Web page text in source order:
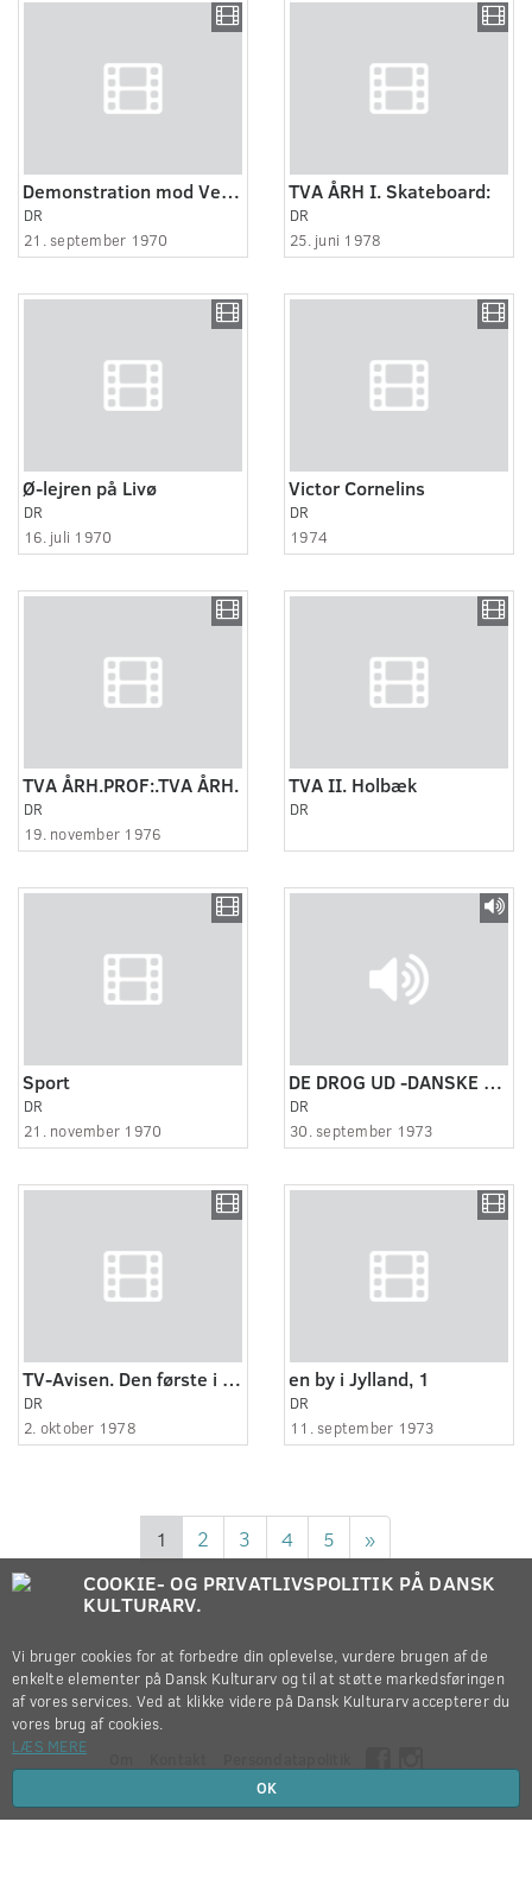
Demonstration mod Verdensbanken
DR
21. september 1970
TVA ÅRH I. Skateboard:
DR
25. juni 1978
Ø-lejren på Livø
DR
16. juli 1970
Victor Cornelins
DR
1974
TVA ÅRH.PROF:.TVA ÅRH.
DR
19. november 1976
TVA II. Holbæk
DR
Sport
DR
21. november 1970
DE DROG UD -DANSKE EMIGRANTER I CANADA
DR
30. september 1973
TV-Avisen. Den første i farver.
DR
2. oktober 1978
en by i Jylland, 1
DR
11. september 1973
1 2 3 4 5 »
Copyright © 2012-2026
COOKIE- OG PRIVATLIVSPOLITIK PÅ DANSK
KULTURARV.
Vi bruger cookies for at forbedre din oplevelse, vurdere brugen af de
enkelte elementer på Dansk Kulturarv og til at støtte markedsføringen
af vores services. Ved at klikke videre på Dansk Kulturarv accepterer du
vores brug af cookies.
LÆS MERE
OK